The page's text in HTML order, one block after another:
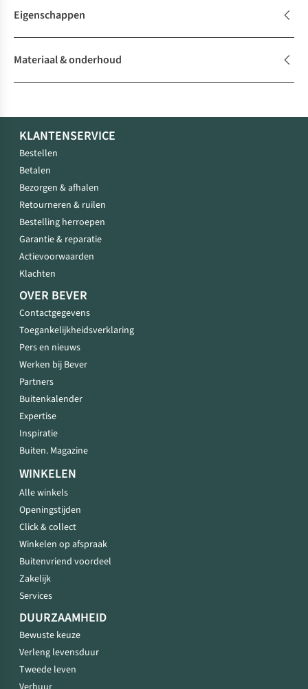
Eigenschappen
Materiaal & onderhoud
KLANTENSERVICE
Bestellen
Betalen
Bezorgen & afhalen
Retourneren & ruilen
Bestelling herroepen
Garantie & reparatie
Actievoorwaarden
Klachten
OVER BEVER
Contactgegevens
Toegankelijkheidsverklaring
Pers en nieuws
Werken bij Bever
Partners
Buitenkalender
Expertise
Inspiratie
Buiten. Magazine
WINKELEN
Alle winkels
Openingstijden
Click & collect
Winkelen op afspraak
Buitenvriend voordeel
Zakelijk
Services
DUURZAAMHEID
Bewuste keuze
Verleng levensduur
Tweede leven